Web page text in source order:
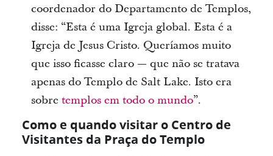
coordenador do Departamento de Templos,
disse: “Esta é uma Igreja global. Esta é a
Igreja de Jesus Cristo. Queríamos muito
que isso ficasse claro — que não se tratava
apenas do Templo de Salt Lake. Isto era
sobre templos em todo o mundo”.
Como e quando visitar o Centro de
Visitantes da Praça do Templo